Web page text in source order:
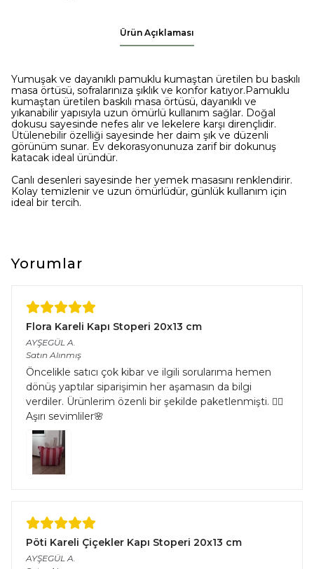
Ürün Açıklaması
Yumuşak ve dayanıklı pamuklu kumaştan üretilen bu baskılı
masa örtüsü, sofralarınıza şıklık ve konfor katıyor.Pamuklu
kumaştan üretilen baskılı masa örtüsü, dayanıklı ve
yıkanabilir yapısıyla uzun ömürlü kullanım sağlar. Doğal
dokusu sayesinde nefes alır ve lekelere karşı dirençlidir.
Ütülenebilir özelliği sayesinde her daim şık ve düzenli
görünüm sunar. Ev dekorasyonunuza zarif bir dokunuş
katacak ideal üründür.
Canlı desenleri sayesinde her yemek masasını renklendirir.
Kolay temizlenir ve uzun ömürlüdür, günlük kullanım için
ideal bir tercih.
Yorumlar
Flora Kareli Kapı Stoperi 20x13 cm
AYŞEGÜL A.
Satın Alınmış
Öncelikle satıcı çok kibar ve ilgili sorularıma hemen
dönüş yaptılar siparişimin her aşamasın da bilgi
verdiler. Ürünlerim özenli bir şekilde paketlenmişti. 👌🏻
Aşırı sevimliler🌸
Pöti Kareli Çiçekler Kapı Stoperi 20x13 cm
AYŞEGÜL A.